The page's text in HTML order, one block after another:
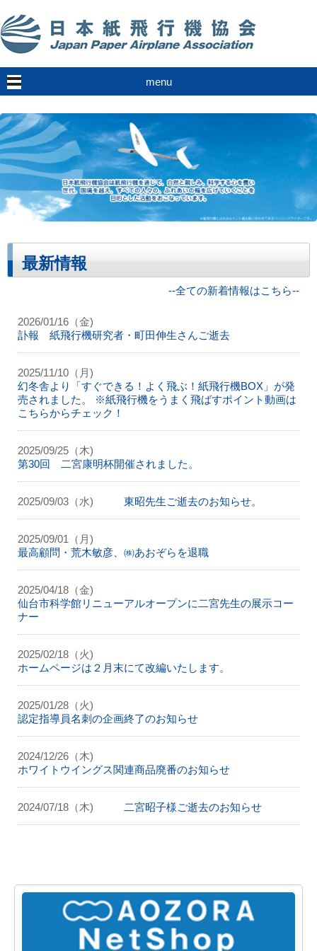
menu
最新情報
--全ての新着情報はこちら--
2026/01/16（金)
訃報 紙飛行機研究者・町田伸生さんご逝去
2025/11/10（月)
幻冬舎より「すぐできる！よく飛ぶ！紙飛行機BOX」が発
売されました。 ※紙飛行機をうまく飛ばすポイント動画は
こちらからチェック！
2025/09/25（木)
第30回 二宮康明杯開催されました。
2025/09/03（水) 東昭先生ご逝去のお知らせ。
2025/09/01（月)
最高顧問・荒木敏彦、㈱あおぞらを退職
2025/04/18（金)
仙台市科学館リニューアルオープンに二宮先生の展示コー
ナー
2025/02/18（火)
ホームページは２月末にて改編いたします。
2025/01/28（火)
認定指導員名刺の企画終了のお知らせ
2024/12/26（木)
ホワイトウイングス関連商品廃番のお知らせ
2024/07/18（木) 二宮昭子様ご逝去のお知らせ